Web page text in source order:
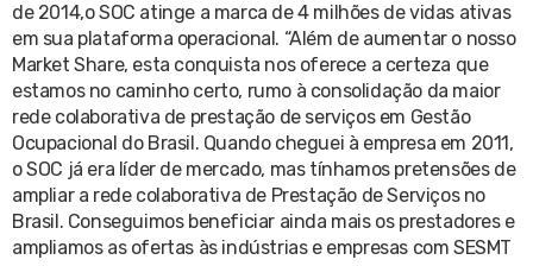
de 2014,o SOC atinge a marca de 4 milhões de vidas ativas
em sua plataforma operacional. “Além de aumentar o nosso
Market Share, esta conquista nos oferece a certeza que
estamos no caminho certo, rumo à consolidação da maior
rede colaborativa de prestação de serviços em Gestão
Ocupacional do Brasil. Quando cheguei à empresa em 2011,
o SOC já era líder de mercado, mas tínhamos pretensões de
ampliar a rede colaborativa de Prestação de Serviços no
Brasil. Conseguimos beneficiar ainda mais os prestadores e
ampliamos as ofertas às indústrias e empresas com SESMT